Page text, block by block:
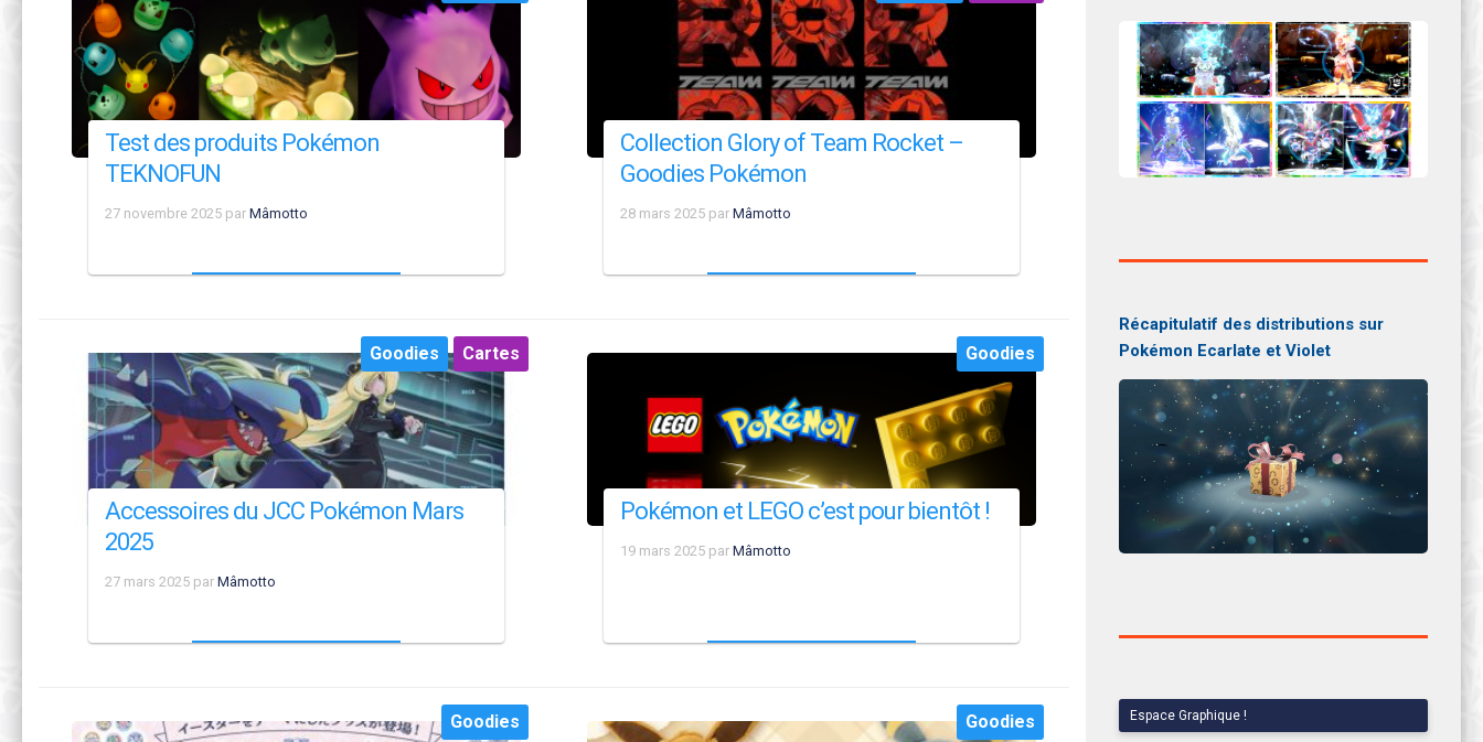
Test des produits Pokémon
TEKNOFUN
27 novembre 2025 par Mâmotto
Collection Glory of Team Rocket –
Goodies Pokémon
28 mars 2025 par Mâmotto
Cartes
Goodies
Accessoires du JCC Pokémon Mars
2025
27 mars 2025 par Mâmotto
Goodies
Pokémon et LEGO c’est pour bientôt !
19 mars 2025 par Mâmotto
Goodies Goodies
Récapitulatif des distributions sur
Pokémon Ecarlate et Violet
Espace Graphique !